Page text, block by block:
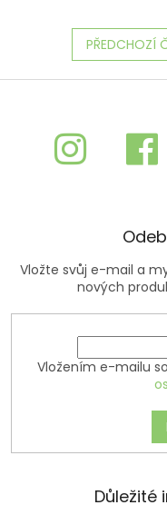
PŘEDCHOZÍ
Z
Vložte svůj e-mail a
nových
Vložením e-mailu
Důležité